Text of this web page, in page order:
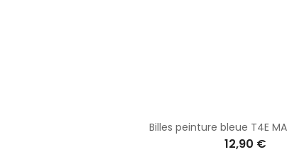
Billes peinture bleue T4E
12,90 €